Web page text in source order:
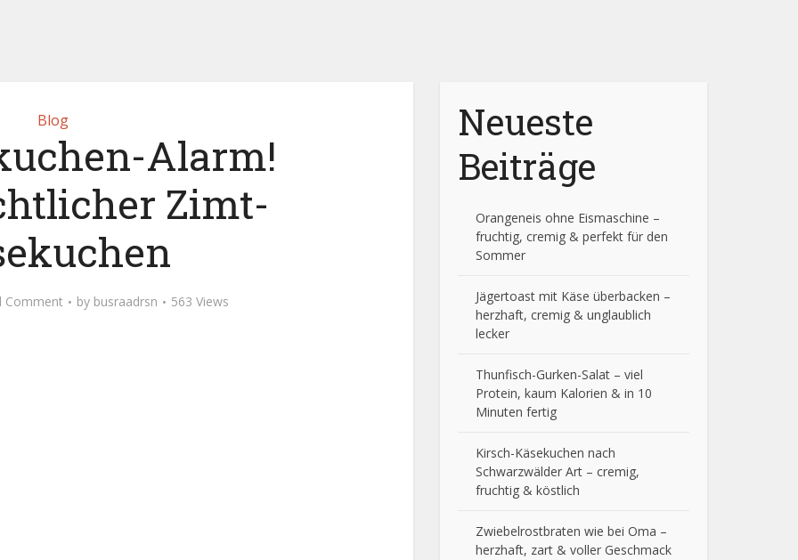
Blog
Alarm!
Zimt-
Comment by busraadrsn 563 Views
Neueste
Beiträge
Orangeneis ohne Eismaschine –
fruchtig, cremig & perfekt für den
Sommer
Jägertoast mit Käse überbacken –
herzhaft, cremig & unglaublich
lecker
Thunfisch-Gurken-Salat – viel
Protein, kaum Kalorien & in 10
Minuten fertig
Kirsch-Käsekuchen nach
Schwarzwälder Art – cremig,
fruchtig & köstlich
Zwiebelrostbraten wie bei Oma –
herzhaft, zart & voller Geschmack